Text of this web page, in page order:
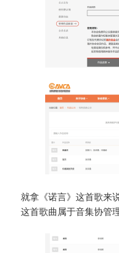
就拿《诺言》这首歌来
这首歌曲属于音集协管